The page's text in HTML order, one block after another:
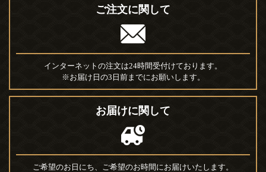
ご注文に関して
インターネットの注文は24時間受付けております。
※お届け日の3日前までにお願いします。
お届けに関して
ご希望のお日にち、ご希望のお時間にお届けいたします。